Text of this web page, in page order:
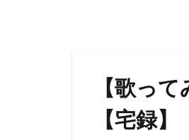
【歌っ
【宅録】